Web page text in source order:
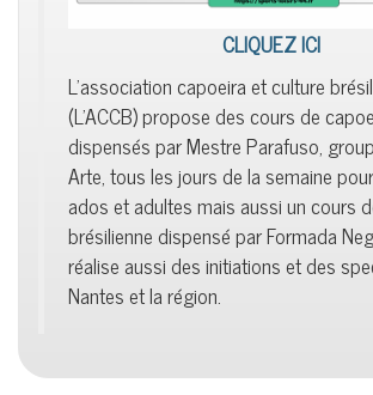
CLIQUEZ ICI
L'association capoeira et culture
(L'ACCB) propose des cours de
dispensés par Mestre Parafuso,
Arte, tous les jours de la semaine
ados et adultes mais aussi un cours
brésilienne dispensé par Formada
réalise aussi des initiations et des
Nantes et la région.